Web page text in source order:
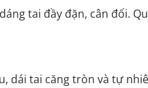
tai đầy đặn, cân đối.
dái tai căng tròn và tự